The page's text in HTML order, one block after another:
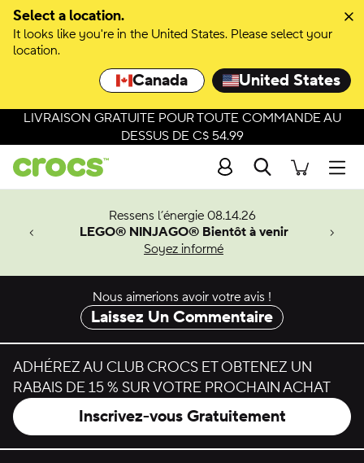
Select a location.
It looks like you're in the United States. Please select your
location.
Canada United States
Passer à la sélection de couleurs
Passer aux détails du produit
LIVRAISON GRATUITE POUR TOUTE COMMANDE AU
DESSUS DE C$ 54.99
Recherche
Ressens l’énergie 08.14.26
LEGO® NINJAGO® Bientôt à venir
Soyez informé
Man.
Nous aimerions avoir votre avis !
Laissez Un Commentaire
ADHÉREZ AU CLUB CROCS ET OBTENEZ UN
RABAIS DE 15 % SUR VOTRE PROCHAIN ACHAT
Inscrivez-vous Gratuitement